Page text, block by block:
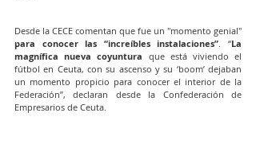
para conocer las “increíbles instalaciones”. “La
magnífica nueva coyuntura que está viviendo el
fútbol en Ceuta, con su ascenso y su ‘boom’ dejaban
un momento propicio para conocer el interior de la
Federación”, declaran desde la Confederación de
Empresarios de Ceuta.